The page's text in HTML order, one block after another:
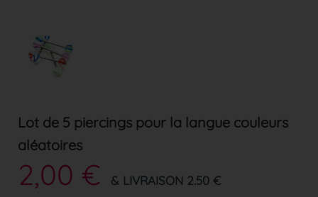
Lot de 5 piercings pour la langue couleurs
aléatoires
2,00 € & LIVRAISON 2.50 €